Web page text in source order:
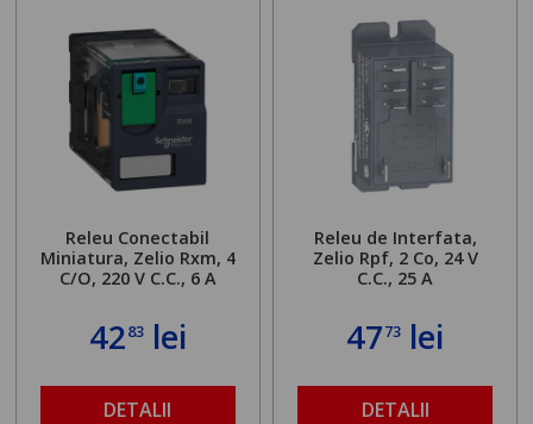
Releu Conectabil
Miniatura, Zelio Rxm, 4
C/O, 220 V C.C., 6 A
4283lei
DETALII
Releu de Interfata,
Zelio Rpf, 2 Co, 24 V
C.C., 25 A
4773 lei
DETALII